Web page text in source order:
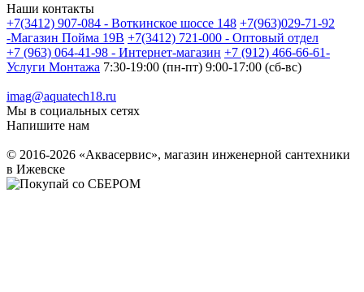
Наши контакты
+7(3412) 907-084 - Воткинское шоссе 148 +7(963)029-71-92
-Магазин Пойма 19В +7(3412) 721-000 - Оптовый отдел
+7 (963) 064-41-98 - Интернет-магазин +7 (912) 466-66-61-
Услуги Монтажа 7:30-19:00 (пн-пт) 9:00-17:00 (сб-вс)
imag@aquatech18.ru
Мы в социальных сетях
Напишите нам
© 2016-2026 «Аквасервис», магазин инженерной сантехники
в Ижевске